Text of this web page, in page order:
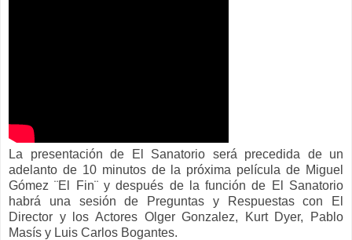
La presentación de El Sanatorio será precedida de un
adelanto de 10 minutos de la próxima película de Miguel
Gómez ¨El Fin¨ y después de la función de El Sanatorio
habrá una sesión de Preguntas y Respuestas con El
Director y los Actores Olger Gonzalez, Kurt Dyer, Pablo
Masís y Luis Carlos Bogantes.